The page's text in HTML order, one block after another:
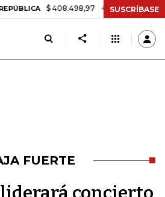
$ 408.498,97 +$ 8.753,81 +2,19%
SUSCRÍBASE
FUERTE